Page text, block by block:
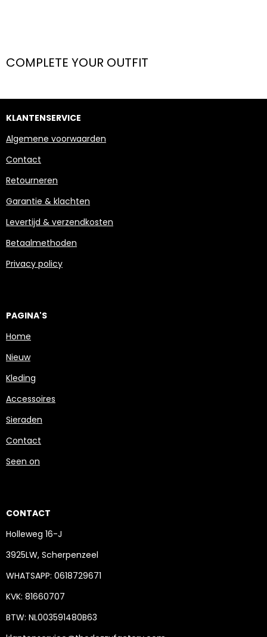
COMPLETE YOUR OUTFIT
KLANTENSERVICE
Algemene voorwaarden
Contact
Retourneren
Garantie & klachten
Levertijd & verzendkosten
Betaalmethoden
Privacy policy
PAGINA'S
Home
Nieuw
Kleding
Accessoires
Sieraden
Contact
Seen on
CONTACT
Holleweg 16-J
3925LW, Scherpenzeel
WHATSAPP: 0618729671
KVK: 81660707
BTW: NL003591480B63